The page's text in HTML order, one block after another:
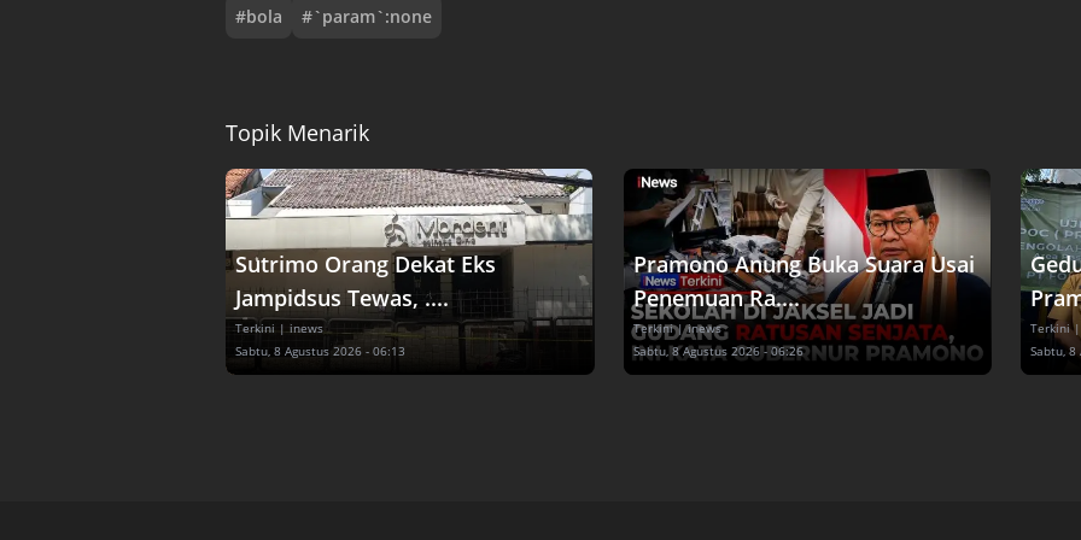
#bola #`param`:none
Topik Menarik
Sutrimo Orang Dekat Eks
Jampidsus Tewas, ....
Terkini | inews
Sabtu, 8 Agustus 2026 - 06:13
Pramono Anung Buka Suara Usai
Penemuan Ra....
Terkini | inews
Sabtu, 8 Agustus 2026 - 06:26
Terkini |
Sabtu, 8